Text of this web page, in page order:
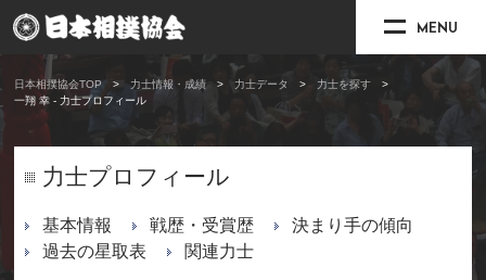
MENU
日本相撲協会TOP 力士情報・成績 力士データ
力士を探す
一翔 幸 - 力士プロフィール
力士プロフィール
基本情報 戦歴・受賞歴
決まり手の傾向
過去の星取表
関連力士